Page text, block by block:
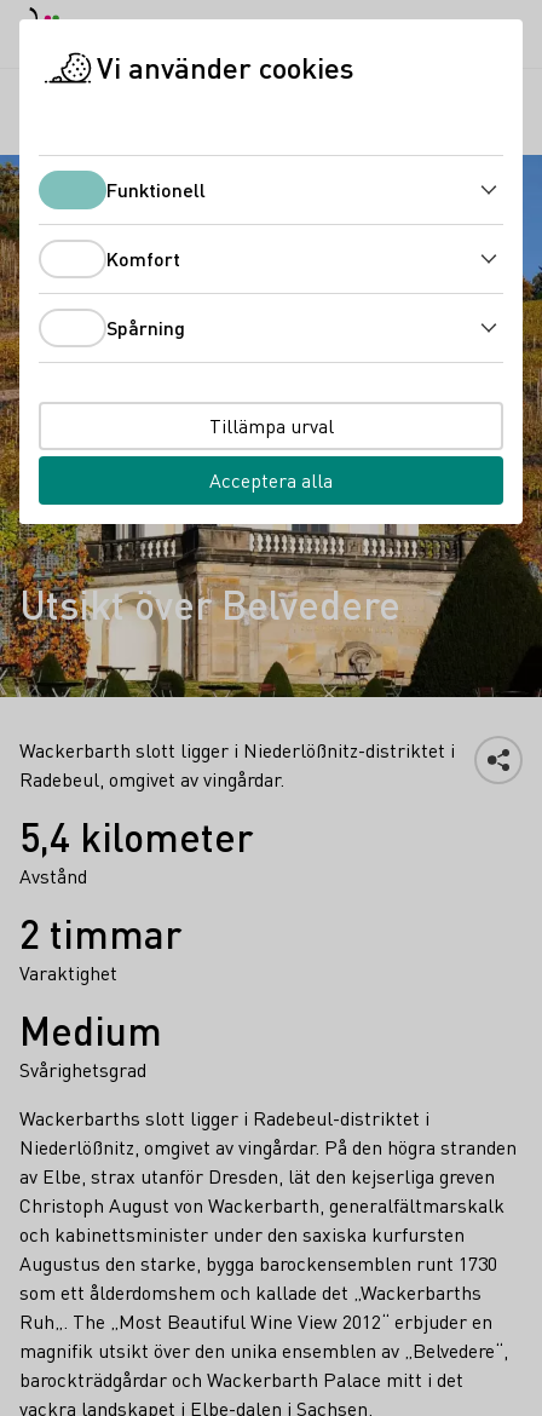
Utsikt över Belvedere
Wackerbarth slott ligger i Niederlößnitz-distriktet i
Radebeul, omgivet av vingårdar.
Fakta
5,4 kilometer
Avstånd
2 timmar
Varaktighet
Medium
Svårighetsgrad
Wackerbarths slott ligger i Radebeul-distriktet i
Niederlößnitz, omgivet av vingårdar. På den högra stranden
av Elbe, strax utanför Dresden, lät den kejserliga greven
Christoph August von Wackerbarth, generalfältmarskalk
och kabinettsminister under den saxiska kurfursten
Augustus den starke, bygga barockensemblen runt 1730
som ett ålderdomshem och kallade det „Wackerbarths
Ruh„. The „Most Beautiful Wine View 2012“ erbjuder en
magnifik utsikt över den unika ensemblen av „Belvedere“,
barockträdgårdar och Wackerbarth Palace mitt i det
vackra landskapet i Elbe-dalen i Sachsen.
Vi använder cookies
FunktionellFunktionell
Komfort
Spårning
Tillämpa urval
Acceptera alla